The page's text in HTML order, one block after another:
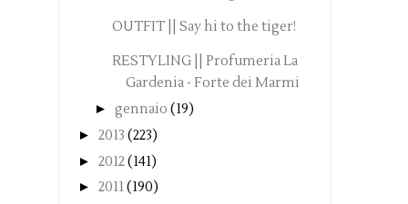
OUTFIT || Say hi to the tiger!
RESTYLING || Profumeria La
Gardenia - Forte dei Marmi
► gennaio (19)
► 2013 (223)
► 2012(141)
► 2011(190)